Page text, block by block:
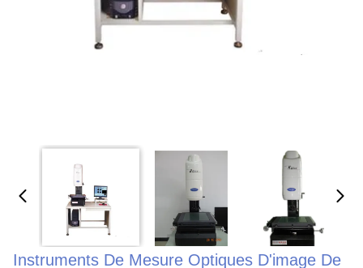
Instruments De Mesure Optiques D'image De